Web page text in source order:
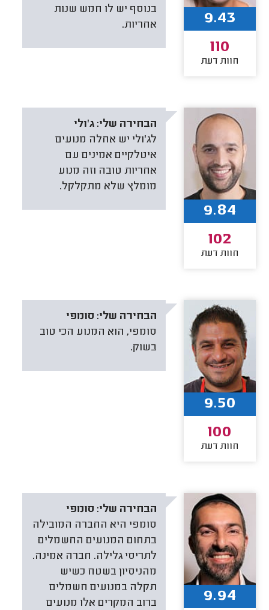
בנוסף יש לו חמש שנות
אחריות.
9.43
110
חוות דעת
הבחירה שלי: ג'ולי
לג'ולי יש אחלה מנועים
איטלקיים אמינים עם
אחריות טובה וזה מנוע
מומלץ שלא מתקלקל.
9.84
102
חוות דעת
הבחירה שלי: סומפי
סומפי, הוא המנוע הכי טוב
בשוק.
9.50
100
חוות דעת
הבחירה שלי: סומפי
סומפי היא החברה המובילה
בתחום המנועים החשמלים
לתריסי גלילה. חברה אמינה.
מהניסיון בשטח כשיש
תקלה במנועים חשמלים
ברוב המקרים אלו מנועים
9.94